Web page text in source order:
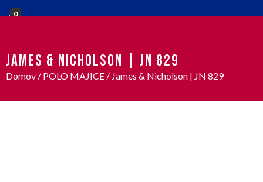
0
JAMES & NICHOLSON | JN 829
Domov / POLO MAJICE / James & Nicholson | JN 829